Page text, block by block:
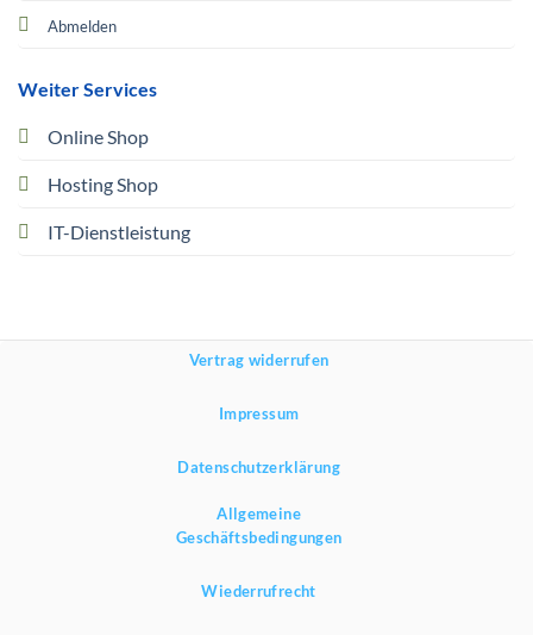
Abmelden
Weiter Services
Online Shop
Hosting Shop
IT-Dienstleistung
Vertrag widerrufen
Impressum
Datenschutzerklärung
Allgemeine
Geschäftsbedingungen
Wiederrufrecht